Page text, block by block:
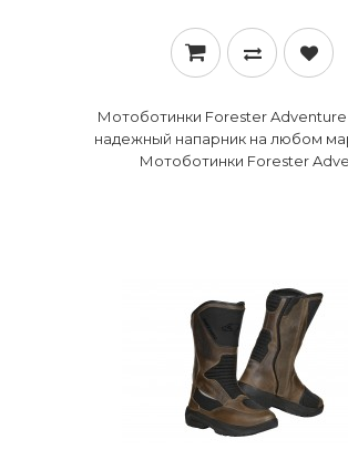
Мотоботинки Forester
надежный напарник на любом
Мотоботинки Forester Adve..